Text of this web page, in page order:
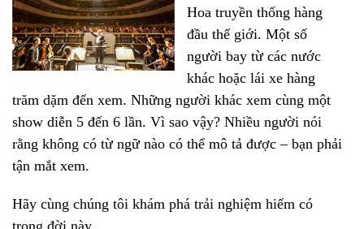
Hoa truyền thống hàng
đầu thế giới. Một số
người bay từ các nước
khác hoặc lái xe hàng
trăm dặm đến xem. Những người khác xem cùng một
show diễn 5 đến 6 lần. Vì sao vậy? Nhiều người nói
rằng không có từ ngữ nào có thể mô tả được – bạn phải
tận mắt xem.
Hãy cùng chúng tôi khám phá trải nghiệm hiếm có